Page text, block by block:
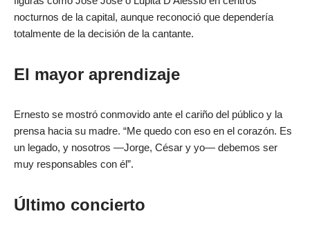
nocturnos de la capital, aunque reconoció que dependería
totalmente de la decisión de la cantante.
El mayor aprendizaje
Ernesto se mostró conmovido ante el cariño del público y la
prensa hacia su madre. “Me quedo con eso en el corazón. Es
un legado, y nosotros —Jorge, César y yo— debemos ser
muy responsables con él”.
Último concierto